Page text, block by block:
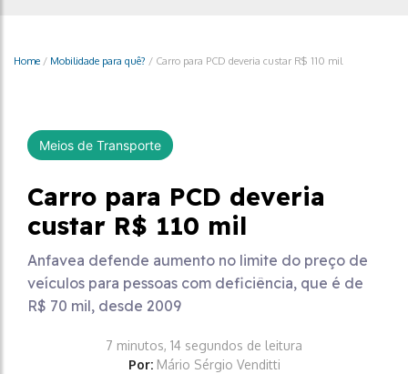
Home / Mobilidade para quê? / Carro para PCD deveria custar R$ 110 mil
Meios de Transporte
Carro para PCD deveria
custar R$ 110 mil
Anfavea defende aumento no limite do preço de
veículos para pessoas com deficiência, que é de
R$ 70 mil, desde 2009
7 minutos, 14 segundos de leitura
Por: Mário Sérgio Venditti